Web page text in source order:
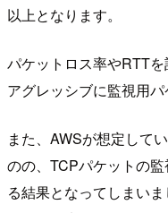
以上となります。
パケットロス率やRTT
アグレッシブに監視用パ
また、AWSが想定して
のの、TCPパケットの
る結果となってしまいま